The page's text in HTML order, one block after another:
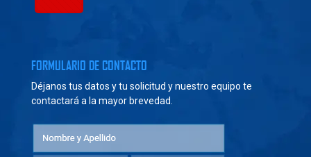
FORMULARIO DE CONTACTO
Déjanos tus datos y tu solicitud y nuestro equipo te
contactará a la mayor brevedad.